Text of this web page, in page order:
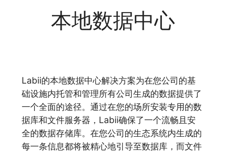
本地数据中心
Labii的本地数据中心解决方案为在您公司的基
础设施内托管和管理所有公司生成的数据提供了
一个全面的途径。通过在您的场所安装专用的数
据库和文件服务器，Labii确保了一个流畅且安
全的数据存储库。在您公司的生态系统内生成的
每一条信息都将被精心地引导至数据库，而文件